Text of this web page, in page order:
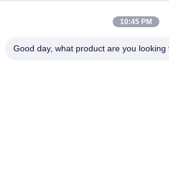
10:45 PM
Good day, what product are you looking